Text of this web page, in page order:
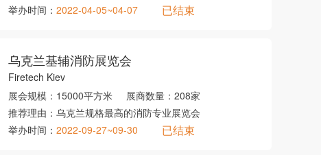
举办时间： 2022-04-05~04-07 已结束
乌克兰基辅消防展览会
Firetech Kiev
展会规模： 15000平方米 展商数量： 208家
推荐理由： 乌克兰规格最高的消防专业展览会
举办时间： 2022-09-27~09-30 已结束